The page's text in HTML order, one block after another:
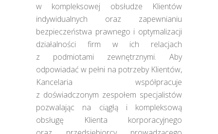
w kompleksowej obsłudze Klientów
indywidualnych oraz zapewnianiu
bezpieczeństwa prawnego i optymalizacji
działalności firm w ich relacjach
z podmiotami zewnętrznymi. Aby
odpowiadać w pełni na potrzeby Klientów,
Kancelaria współpracuje
z doświadczonym zespołem specjalistów
pozwalając na ciągłą i kompleksową
obsługę Klienta korporacyjnego